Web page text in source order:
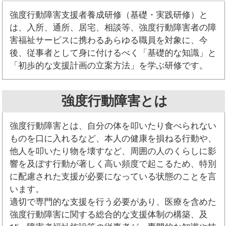
強度行動障害支援者養成研修（基礎・実践研修）と
は、入所、通所、居宅、相談等、強度行動障害者の障
害福祉サービスに携わるあらゆる職員を対象に、今
後、従事者として身に付けるべく「基礎的な知識」と
「初歩的な支援計画の立案方法」を学ぶ研修です。
強度行動障害とは
強度行動障害とは、自分の体を叩いたり食べられない
ものを口に入れるなど、本人の健康を損ねる行動や、
他人を叩いたり物を壊すなど、周囲の人のくらしに影
響を及ぼす行動が著しく高い頻度で起こるため、特別
に配慮された支援が必要になっている状態のことを言
います。
適切で専門的な支援を行う必要があり、医療を含めた
強度行動障害に関する総合的な支援体制の構築、及